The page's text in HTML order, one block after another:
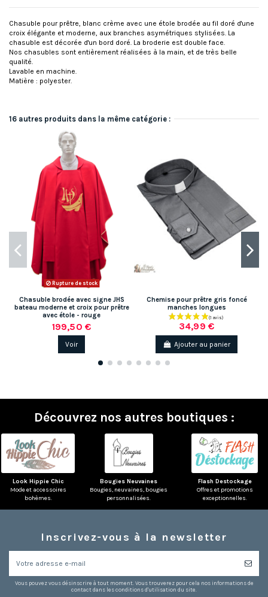
Chasuble pour prêtre, blanc crème avec une étole brodée au fil doré d'une
croix élégante et moderne, aux branches asymétriques stylisées. La
chasuble est décorée d'un bord doré. La broderie est double face.
Nos chasubles sont entièrement réalisées à la main, et de très belle
qualité.
Lavable en machine.
Matière : polyester.
16 autres produits dans la même catégorie :
Rupture de stock
Chasuble brodée avec signe JHS
bateau moderne et croix pour prêtre
avec étole - rouge
199,50 €
Voir
Chemise pour prêtre gris foncé
manches longues
34,99 €
Ajouter au panier
Découvrez nos autres boutiques :
Look Hippie Chic
Mode et accessoires
bohèmes.
Bougies Neuvaines
Bougies, neuvaines, bougies
personnalisées.
Flash Destockage
Offres et promotions
exceptionnelles.
Inscrivez-vous à la newsletter
Vous pouvez vous désinscrire à tout moment. Vous trouverez pour cela nos informations de
contact dans les conditions d'utilisation du site.